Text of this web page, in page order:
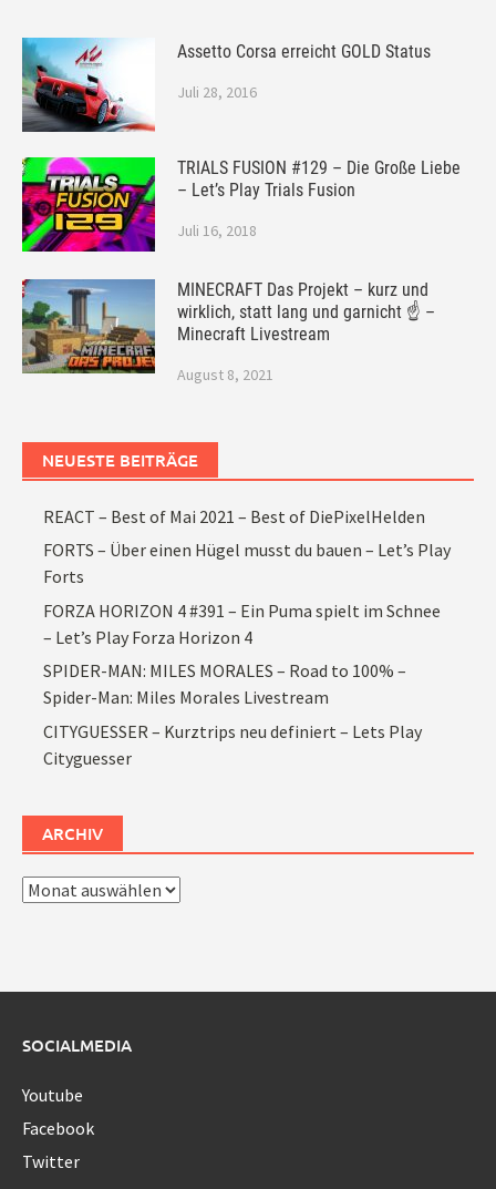
Assetto Corsa erreicht GOLD Status
Juli 28, 2016
TRIALS FUSION #129 – Die Große Liebe
– Let’s Play Trials Fusion
Juli 16, 2018
MINECRAFT Das Projekt – kurz und
wirklich, statt lang und garnicht ☝ –
Minecraft Livestream
August 8, 2021
NEUESTE BEITRÄGE
REACT – Best of Mai 2021 – Best of DiePixelHelden
FORTS – Über einen Hügel musst du bauen – Let’s Play
Forts
FORZA HORIZON 4 #391 – Ein Puma spielt im Schnee
– Let’s Play Forza Horizon 4
SPIDER-MAN: MILES MORALES – Road to 100% –
Spider-Man: Miles Morales Livestream
CITYGUESSER – Kurztrips neu definiert – Lets Play
Cityguesser
ARCHIV
Archiv
SOCIALMEDIA
Youtube
Facebook
Twitter